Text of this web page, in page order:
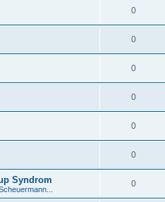
0
0
0
0
0
0
Syndrom 0